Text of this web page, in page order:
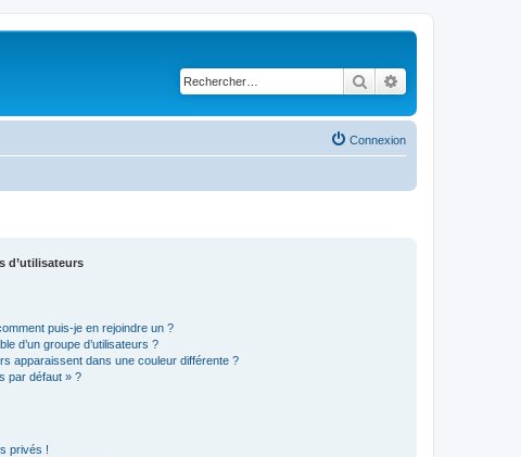
Rechercher
Connexion
d’utilisateurs
puis-je en rejoindre un ?
d’un groupe d’utilisateurs ?
apparaissent dans une couleur différente ?
par défaut » ?
privés !